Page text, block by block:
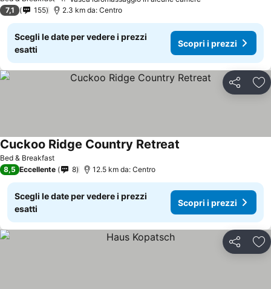
7,1 155 2.3 km da: Centro
Scegli le date per vedere i prezzi
esatti
Scopri i prezzi
Condividi
Bed & Breakfast
Cuckoo Ridge Country Retreat
8,5 Eccellente 8 12.5 km da: Centro
Scegli le date per vedere i prezzi
esatti
Scopri i prezzi
Condividi